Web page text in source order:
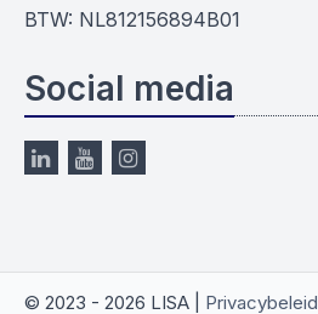
BTW: NL812156894B01
Social media
© 2023 - 2026 LISA | Privacybeleid